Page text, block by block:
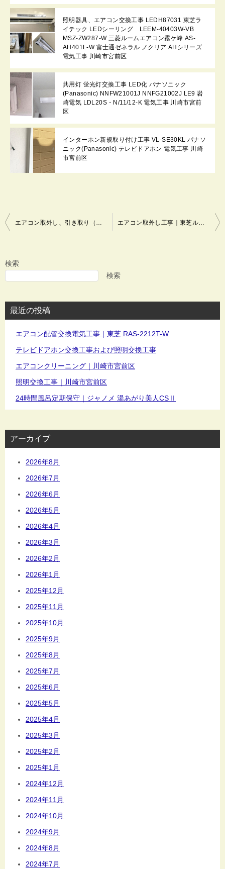
照明器具、エアコン交換工事 LEDH87031 東芝ラ
イテック LEDシーリング LEEM-40403W-VB
MSZ-ZW287-W 三菱ルームエアコン霧ケ峰 AS-
AH401L-W 富士通ゼネラル ノクリア AHシリーズ
電気工事 川崎市宮前区
共用灯 蛍光灯交換工事 LED化 パナソニック
(Panasonic) NNFW21001J NNFG21002J LE9 岩
崎電気 LDL20S・N/11/12-K 電気工事 川崎市宮前
区
インターホン新規取り付け工事 VL-SE30KL パナソ
ニック(Panasonic) テレビドアホン 電気工事 川崎
市宮前区
投
稿
ビ
ゲ
シ
ョ
検索
検索
最近の投稿
エアコン配管交換電気工事｜東芝 RAS-2212T-W
テレビドアホン交換工事および照明交換工事
エアコンクリーニング｜川崎市宮前区
照明交換工事｜川崎市宮前区
24時間風呂定期保守｜ジャノメ 湯あがり美人CSⅡ
アーカイブ
2026年8月
2026年7月
2026年6月
2026年5月
2026年4月
2026年3月
2026年2月
2026年1月
2025年12月
2025年11月
2025年10月
2025年9月
2025年8月
2025年7月
2025年6月
2025年5月
2025年4月
2025年3月
2025年2月
2025年1月
2024年12月
2024年11月
2024年10月
2024年9月
2024年8月
2024年7月